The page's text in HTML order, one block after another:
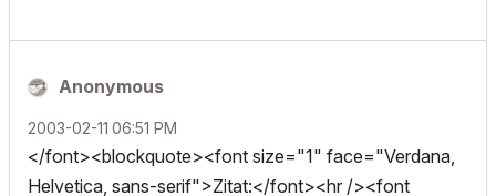
Anonymous
‎2003-02-11 06:51 PM
</font><blockquote><font size="1" face="Verdana,
Helvetica, sans-serif">Zitat:</font><hr /><font